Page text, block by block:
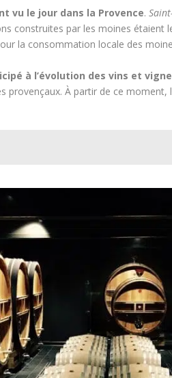
vu le jour dans la Provence.
construites par les moines étaient
la consommation locale des
à l’évolution des vins et
À partir de ce